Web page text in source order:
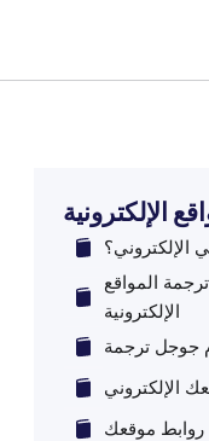
الإلكتروني؟
المواقع
الإلكترونية
جوجل ترجمة
الإلكتروني